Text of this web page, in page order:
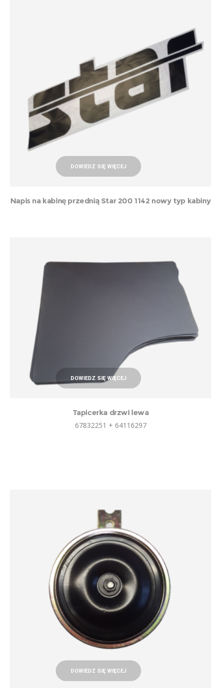
DOWIEDZ SIĘ WIĘCEJ
Napis na kabinę przednią Star 200 1142 nowy typ kabiny
DOWIEDZ SIĘ WIĘCEJ
Tapicerka drzwi lewa
67832251 + 64116297
DOWIEDZ SIĘ WIĘCEJ